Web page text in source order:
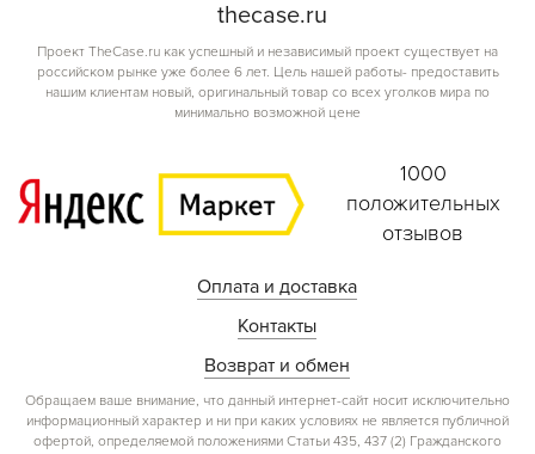
thecase.ru
Проект TheCase.ru как успешный и независимый проект существует на
российском рынке уже более 6 лет. Цель нашей работы- предоставить
нашим клиентам новый, оригинальный товар со всех уголков мира по
минимально возможной цене
1000
положительных
отзывов
Оплата и доставка
Контакты
Возврат и обмен
Обращаем ваше внимание, что данный интернет-сайт носит исключительно
информационный характер и ни при каких условиях не является публичной
офертой, определяемой положениями Статьи 435, 437 (2) Гражданского